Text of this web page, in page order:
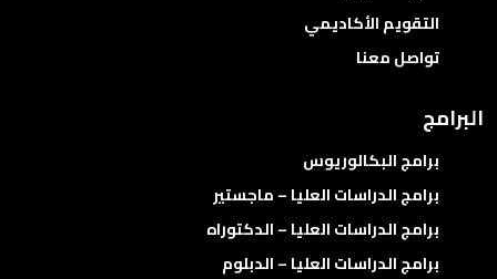
التقويم الأكاديمي
تواصل معنا
البرامج
برامج البكالوريوس
برامج الدراسات العليا – ماجستير
برامج الدراسات العليا – الدكتوراه
برامج الدراسات العليا – الدبلوم